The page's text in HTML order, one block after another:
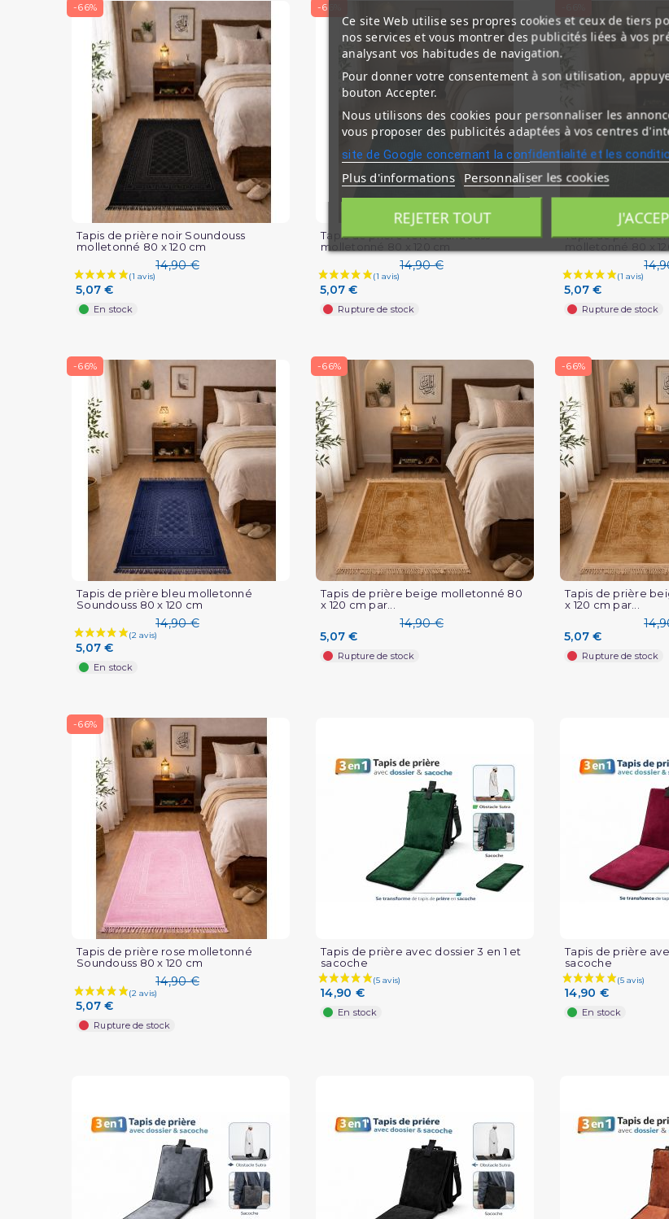
(1 avis)
-66%
Tapis de prière noir Soundouss
molletonné 80 x 120 cm
14,90 €
5,07 €
En stock
-66%
Tapis de prière vert Soundouss
molletonné 80 x 120 cm
14,90 €
5,07 €
Rupture de stock
Tapis de prière
5,07 €
Rupture de stock
-66%
Tapis de prière bleu molletonné
Soundouss 80 x 120 cm
14,90 €
5,07 €
En stock
-66%
Tapis de prière beige molletonné 80
x 120 cm par...
14,90 €
5,07 €
Rupture de stock
-66%
Tapis de prière
x 120 cm par...
5,07 €
Rupture de stock
-66%
Tapis de prière rose molletonné
Soundouss 80 x 120 cm
14,90 €
5,07 €
Rupture de stock
Tapis de prière avec dossier 3 en 1 et
sacoche
14,90 €
En stock
Tapis de prière
sacoche
14,90 €
En stock
Ce site Web utilise ses propres cookies et ceux de tiers
nos services et vous montrer des publicités liées à vos
analysant vos habitudes de navigation.
Pour donner votre consentement à son utilisation,
bouton Accepter.
Nous utilisons des cookies pour personnaliser les
vous proposer des publicités adaptées à vos centres
site de Google concernant la confidentialité et les
Plus d'informations Personnaliser les cookies
REJETER TOUT